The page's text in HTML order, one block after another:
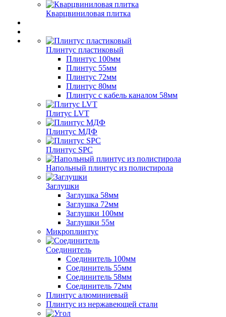
Кварцвиниловая плитка
Плинтус пластиковый
Плинтус 100мм
Плинтус 55мм
Плинтус 72мм
Плинтус 80мм
Плинтус с кабель каналом 58мм
Плитус LVT
Плинтус МДФ
Плинтус SPC
Напольный плинтус из полистирола
Заглушки
Заглушка 58мм
Заглушка 72мм
Заглушки 100мм
Заглушки 55м
Микроплинтус
Соединитель
Соединитель 100мм
Соединитель 55мм
Соединитель 58мм
Соединитель 72мм
Плинтус алюминиевый
Плинтус из нержавеющей стали